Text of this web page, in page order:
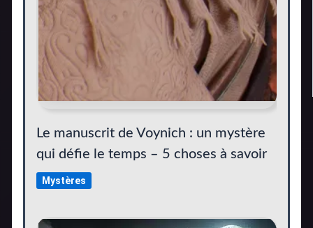
Le manuscrit de Voynich : un mystère
qui défie le temps – 5 choses à savoir
Mystères